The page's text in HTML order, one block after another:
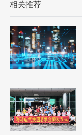
相关推荐